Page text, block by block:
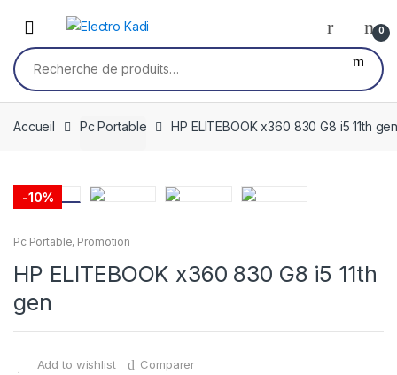
navigation
content
0
Recherche
pour :
Accueil Pc Portable HP ELITEBOOK x360 830 G8 i5 11th
-10%
Pc Portable, Promotion
HP ELITEBOOK x360 830 G8 i5 11th
gen
Add to wishlist Comparer